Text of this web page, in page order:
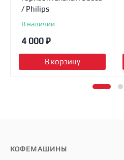
/ Philips
В наличии
4 000 ₽
В корзину
КОФЕМАШИНЫ